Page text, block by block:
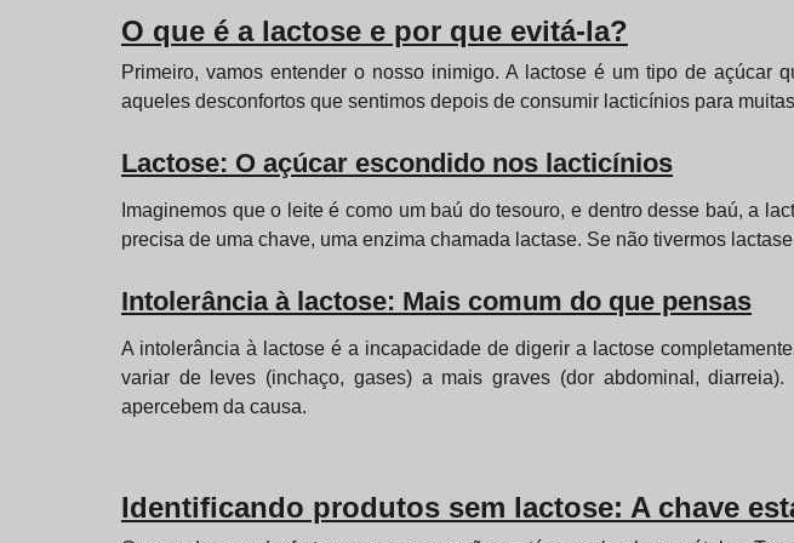
O que é a lactose e por que evitá-la?
Primeiro, vamos entender o nosso inimigo. A lactose é um tipo de
aqueles desconfortos que sentimos depois de consumir lacticínios para
Lactose: O açúcar escondido nos lacticínios
Imaginemos que o leite é como um baú do tesouro, e dentro desse baú, a
precisa de uma chave, uma enzima chamada lactase. Se não tivermos
Intolerância à lactose: Mais comum do que pensas
A intolerância à lactose é a incapacidade de digerir a lactose
variar de leves (inchaço, gases) a mais graves (dor abdominal,
apercebem da causa.
Identificando produtos sem lactose: A chave